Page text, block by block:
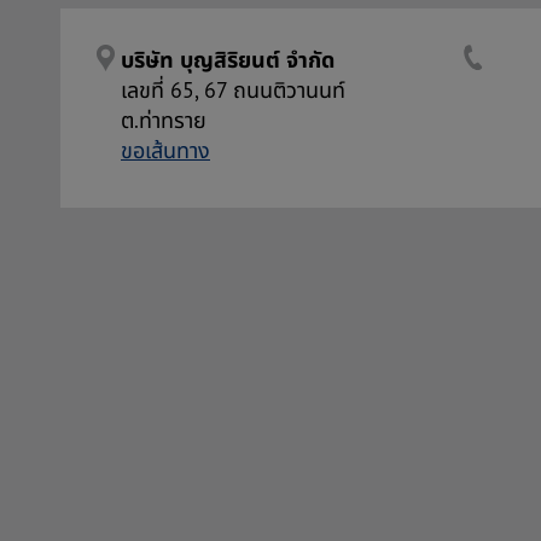
บริษัท บุญสิริยนต์ จำกัด
เลขที่ 65, 67 ถนนติวานนท์
ต.ท่าทราย
ขอเส้นทาง